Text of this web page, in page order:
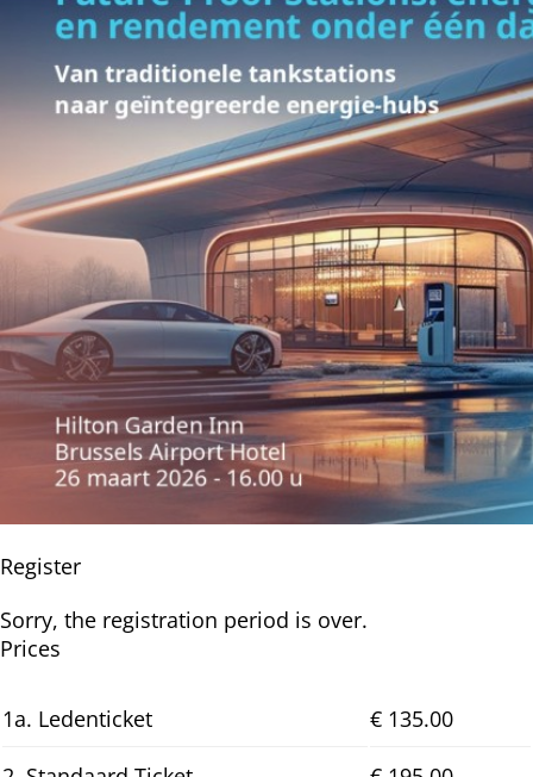
Register
Sorry, the registration period is over.
Prices
1a. Ledenticket
€ 135.00